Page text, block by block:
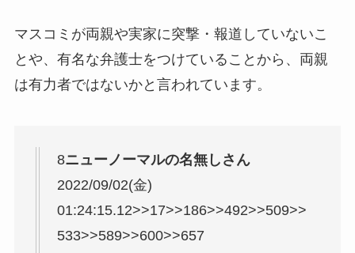
マスコミが両親や実家に突撃・報道していないこ
とや、有名な弁護士をつけていることから、両親
は有力者ではないかと言われています。
8ニューノーマルの名無しさん
2022/09/02(金)
01:24:15.12>>17>>186>>492>>509>>
533>>589>>600>>657